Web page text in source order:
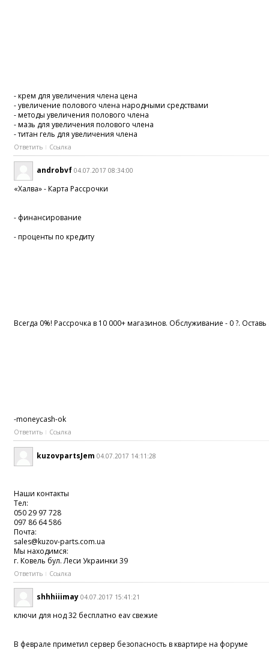
- крем для увеличения члена цена
- увеличение полового члена народными средствами
- методы увеличения полового члена
- мазь для увеличения полового члена
- титан гель для увеличения члена
Ответить Ссылка
androbvf 04.07.2017 08:34:00
«Халва» - Карта Рассрочки
- финансирование
- проценты по кредиту
Всегда 0%! Рассрочка в 10 000+ магазинов. Обслуживание - 0 ?. Оставь
-moneycash-ok
Ответить Ссылка
kuzovpartsJem 04.07.2017 14:11:28
Наши контакты
Тел:
050 29 97 728
097 86 64 586
Почта:
sales@kuzov-parts.com.ua
Мы находимся:
г. Ковель бул. Леси Украинки 39
Ответить Ссылка
shhhiiimay 04.07.2017 15:41:21
ключи для нод 32 бесплатно eav свежие
В феврале приметил сервер безопасность в квартире на форуме